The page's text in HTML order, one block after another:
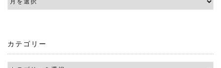
ゲ
シ
カテゴリー